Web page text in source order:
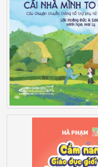
Bản Mình Thay
Nhà Mình To